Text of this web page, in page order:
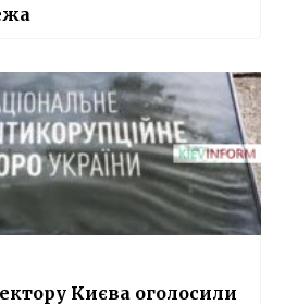
Києва оголосили